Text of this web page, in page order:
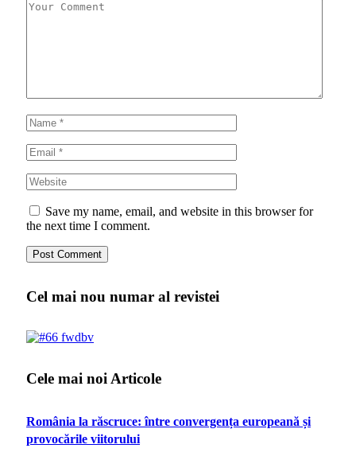
Save my name, email, and website in this browser for
the next time I comment.
Cel mai nou numar al revistei
Cele mai noi Articole
România la răscruce: între convergența europeană și
provocările viitorului